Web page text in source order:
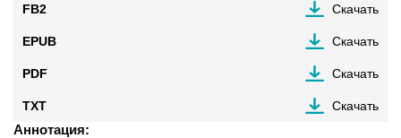
FB2 Скачать
EPUB Скачать
PDF Скачать
TXT Скачать
Аннотация: